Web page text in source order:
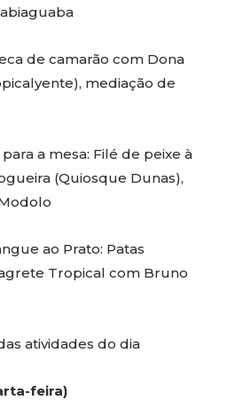
de camarão com Dona
mediação de
para a mesa: Filé de peixe à
(Quiosque Dunas),
ao Prato: Patas
Tropical com Bruno
atividades do dia
feira)